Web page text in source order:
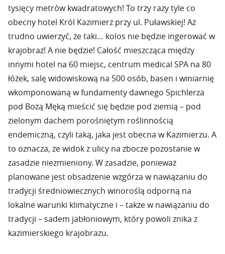
tysięcy metrów kwadratowych! To trzy razy tyle co
obecny hotel Król Kazimierz przy ul. Puławskiej! Aż
trudno uwierzyć, że taki… kolos nie będzie ingerować w
krajobraz! A nie będzie! Całość mieszcząca między
innymi hotel na 60 miejsc, centrum medical SPA na 80
łóżek, salę widowiskową na 500 osób, basen i winiarnię
wkomponowaną w fundamenty dawnego Spichlerza
pod Bożą Męką mieścić się będzie pod ziemią – pod
zielonym dachem porośniętym roślinnością
endemiczną, czyli taką, jaka jest obecna w Kazimierzu. A
to oznacza, że widok z ulicy na zbocze pozostanie w
zasadzie niezmieniony. W zasadzie, ponieważ
planowane jest obsadzenie wzgórza w nawiązaniu do
tradycji średniowiecznych winoroślą odporną na
lokalne warunki klimatyczne i – także w nawiązaniu do
tradycji – sadem jabłoniowym, który powoli znika z
kazimierskiego krajobrazu.